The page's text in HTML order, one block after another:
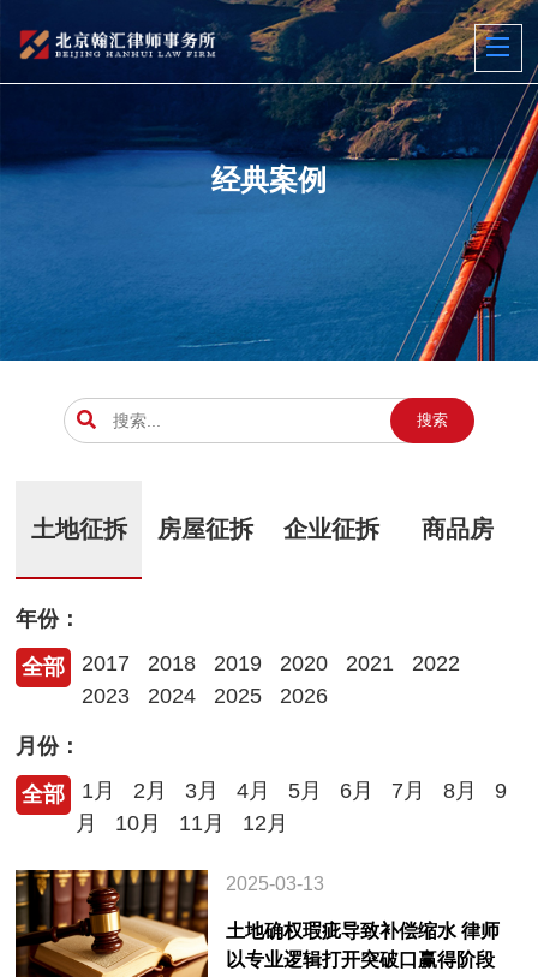
经典案例
搜索
土地征拆 房屋征拆 企业征拆 商品房
年份：
全部
2017 2018 2019 2020 2021
2022
2023
2024 2025 2026
月份：
全部
1月 2月 3月 4月 5月 6月 7月 8月
9
月
10月 11月 12月
2025-03-13
土地确权瑕疵导致补偿缩水 律师
以专业逻辑打开突破口赢得阶段